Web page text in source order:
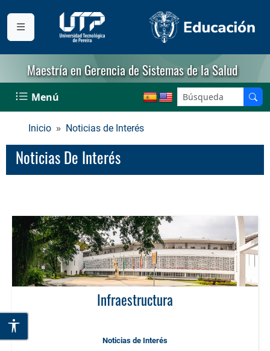
Maestría en Gerencia de Sistemas de la Salud
Menú
Inicio Noticias de Interés
Noticias De Interés
Infraestructura
Noticias de Interés